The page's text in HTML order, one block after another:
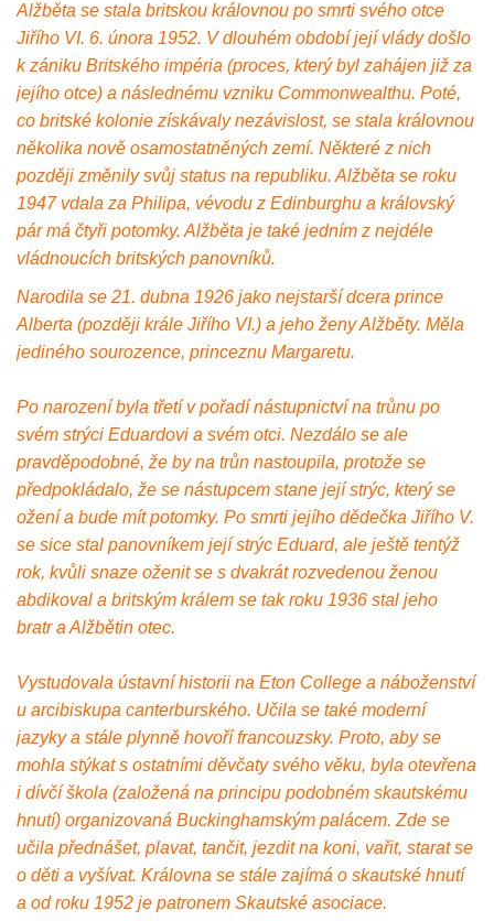
Alžběta se stala britskou královnou po smrti svého otce
Jiřího VI. 6. února 1952. V dlouhém období její vlády došlo
k zániku Britského impéria (proces, který byl zahájen již za
jejího otce) a následnému vzniku Commonwealthu. Poté,
co britské kolonie získávaly nezávislost, se stala královnou
několika nově osamostatněných zemí. Některé z nich
později změnily svůj status na republiku. Alžběta se roku
1947 vdala za Philipa, vévodu z Edinburghu a královský
pár má čtyři potomky. Alžběta je také jedním z nejdéle
vládnoucích britských panovníků.
Narodila se 21. dubna 1926 jako nejstarší dcera prince
Alberta (později krále Jiřího VI.) a jeho ženy Alžběty. Měla
jediného sourozence, princeznu Margaretu.
Po narození byla třetí v pořadí nástupnictví na trůnu po
svém strýci Eduardovi a svém otci. Nezdálo se ale
pravděpodobné, že by na trůn nastoupila, protože se
předpokládalo, že se nástupcem stane její strýc, který se
ožení a bude mít potomky. Po smrti jejího dědečka Jiřího V.
se sice stal panovníkem její strýc Eduard, ale ještě tentýž
rok, kvůli snaze oženit se s dvakrát rozvedenou ženou
abdikoval a britským králem se tak roku 1936 stal jeho
bratr a Alžbětin otec.
Vystudovala ústavní historii na Eton College a náboženství
u arcibiskupa canterburského. Učila se také moderní
jazyky a stále plynně hovoří francouzsky. Proto, aby se
mohla stýkat s ostatními děvčaty svého věku, byla otevřena
i dívčí škola (založená na principu podobném skautskému
hnutí) organizovaná Buckinghamským palácem. Zde se
učila přednášet, plavat, tančit, jezdit na koni, vařit, starat se
o děti a vyšívat. Královna se stále zajímá o skautské hnutí
a od roku 1952 je patronem Skautské asociace.